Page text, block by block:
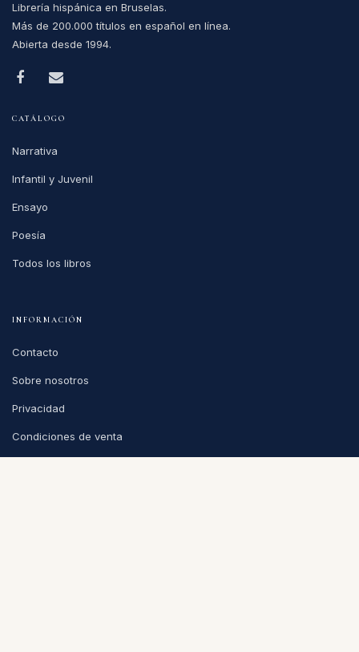
Librería hispánica en Bruselas.
Más de 200.000 títulos en español en línea.
Abierta desde 1994.
CATÁLOGO
Narrativa
Infantil y Juvenil
Ensayo
Poesía
Todos los libros
INFORMACIÓN
Contacto
Sobre nosotros
Privacidad
Condiciones de venta